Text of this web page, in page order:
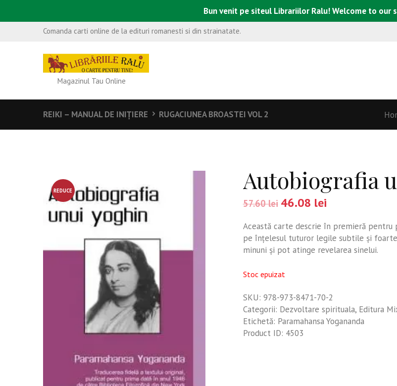
Bun venit pe siteul Librariilor Ralu! Welcome to our
Comanda carti online de la edituri romanesti si din strainatate.
Magazinul Tau Online
REIKI – MANUAL DE INIŢIERE RUGACIUNEA BROASTEI VOL 2
REDUCE
RE!
Autobiografia
57.60lei 46.08 lei
Această carte descrie în premieră pentru
pe înţelesul tuturor legile subtile şi
minuni şi pot atinge revelarea sinelui.
Stoc epuizat
SKU: 978-973-8471-70-2
Categorii: Dezvoltare spirituala, Editura
Etichetă: Paramahansa Yogananda
Product ID: 4503